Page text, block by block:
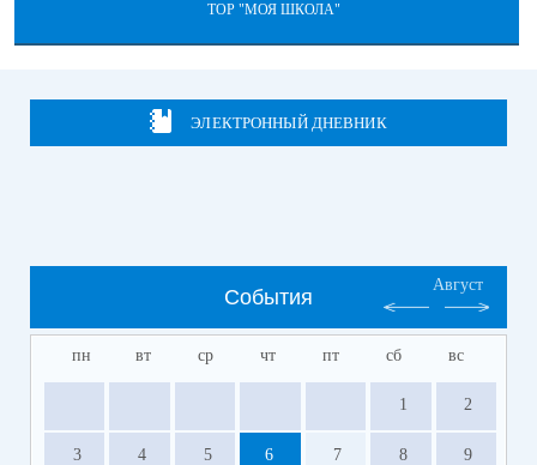
ТОР "МОЯ ШКОЛА"
ЭЛЕКТРОННЫЙ ДНЕВНИК
События
Август
пн вт ср чт пт сб вс
1 2
3 4 5 6 7 8 9